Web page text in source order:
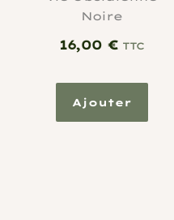
Noire
16,00 € TTC
Ajouter